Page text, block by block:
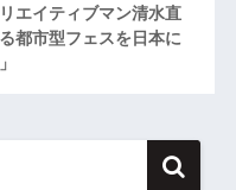
エイティブマン清水直
都市型フェスを日本に